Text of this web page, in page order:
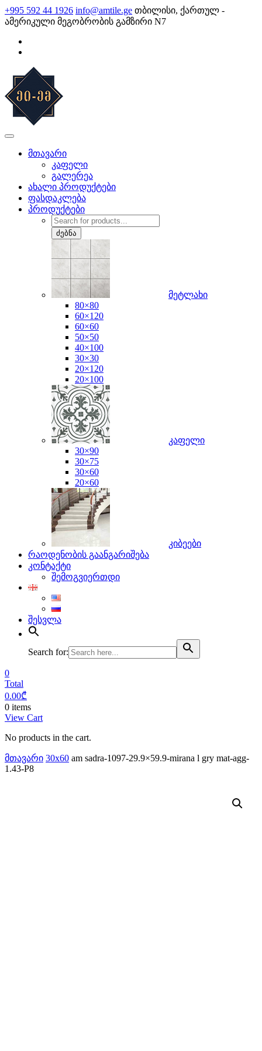
Skip
to
content
+995 592 44 1926 info@amtile.ge თბილისი, ქართულ -
ამერიკული მეგობრობის გამზირი N7
მთავარი
კაფელი
გალერეა
ახალი პროდუქტები
ფასდაკლება
პროდუქტები
Products
search
ძებნა
მეტლახი
80×80
60×120
60×60
50×50
40×100
30×30
20×120
20×100
კაფელი
30×90
30×75
30×60
20×60
კიბეები
რაოდენობის გაანგარიშება
კონტაქტი
შემოგვიერთდი
შესვლა
Search for:
0
Total
0.00₾
0 items
View Cart
No products in the cart.
მთავარი 30x60 am sadra-1097-29.9×59.9-mirana l gry mat-agg-
1.43-P8